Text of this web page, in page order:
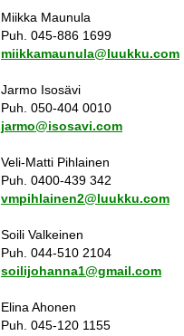
Miikka Maunula
Puh. 045-886 1699
miikkamaunula@luukku.com
Jarmo Isosävi
Puh. 050-404 0010
jarmo@isosavi.com
Veli-Matti Pihlainen
Puh. 0400-439 342
vmpihlainen2@luukku.com
Soili Valkeinen
Puh. 044-510 2104
soilijohanna1@gmail.com
Elina Ahonen
Puh. 045-120 1155